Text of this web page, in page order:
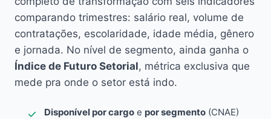
comparando trimestres: salário real, volume de
contratações, escolaridade, idade média, gênero
e jornada. No nível de segmento, ainda ganha o
Índice de Futuro Setorial, métrica exclusiva que
mede pra onde o setor está indo.
Disponível por cargo e por segmento (CNAE)